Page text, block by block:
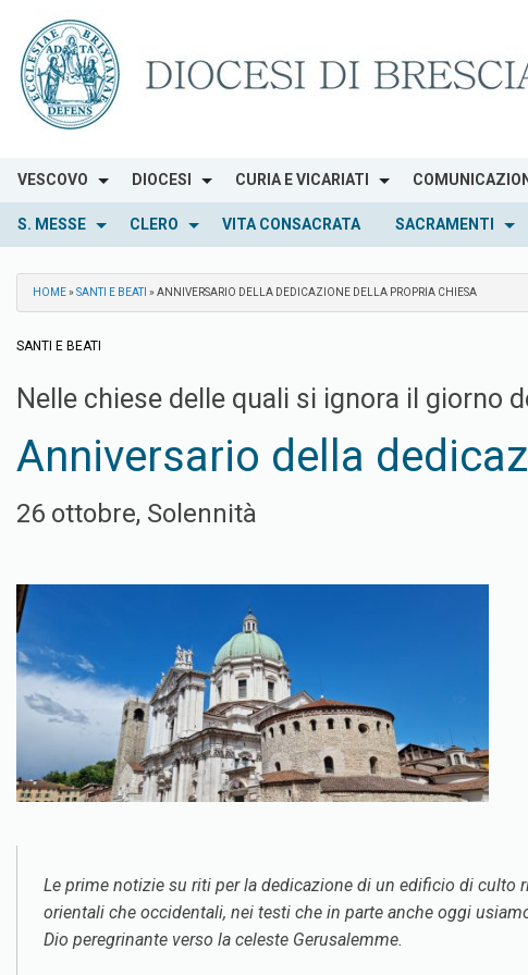
content
VESCOVO DIOCESI CURIA E VICARIATI COMUNICAZIONI
S. MESSE CLERO VITA CONSACRATA SACRAMENTI
HOME»SANTI E BEATI »ANNIVERSARIO DELLA DEDICAZIONE DELLA PROPRIA CHIESA
SANTI E BEATI
Nelle chiese delle quali si ignora il giorno
Anniversario della
26 ottobre, Solennità
Le prime notizie su riti per la dedicazione di un edificio di culto
orientali che occidentali, nei testi che in parte anche oggi
Dio peregrinante verso la celeste Gerusalemme.